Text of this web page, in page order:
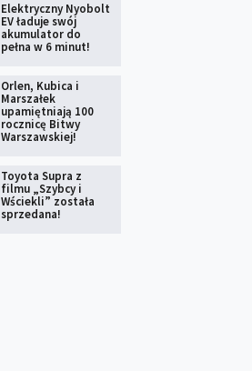
Elektryczny Nyobolt
EV ładuje swój
akumulator do
pełna w 6 minut!
Orlen, Kubica i
Marszałek
upamiętniają 100
rocznicę Bitwy
Warszawskiej!
Toyota Supra z
filmu „Szybcy i
Wściekli” została
sprzedana!